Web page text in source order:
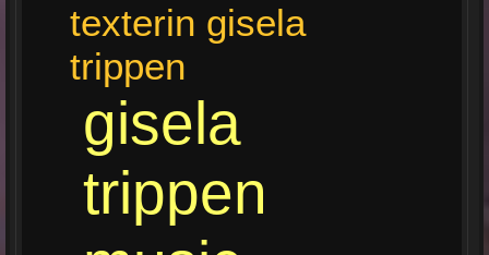
gisela
trippen
texterin gisela
trippen